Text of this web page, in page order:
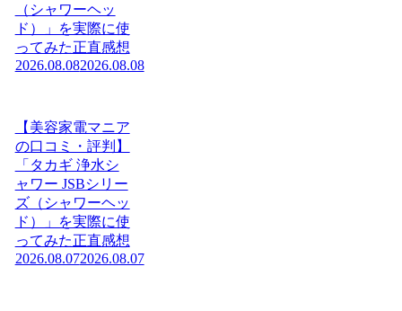
（シャワーヘッ
ド）」を実際に使
ってみた正直感想
2026.08.082026.08.08
【美容家電マニア
の口コミ・評判】
「タカギ 浄水シ
ャワー JSBシリー
ズ（シャワーヘッ
ド）」を実際に使
ってみた正直感想
2026.08.072026.08.07